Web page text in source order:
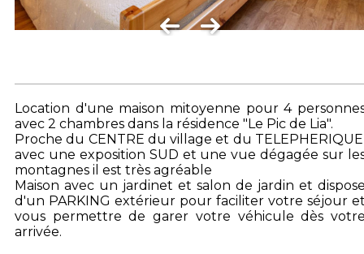
Location d'une maison mitoyenne pour 4
avec 2 chambres dans la résidence "Le Pic de Lia".
Proche du CENTRE du village et du
avec une exposition SUD et une vue dégagée sur
montagnes il est très agréable
Maison avec un jardinet et salon de jardin et
d'un PARKING extérieur pour faciliter votre séjour
vous permettre de garer votre véhicule dès
arrivée.